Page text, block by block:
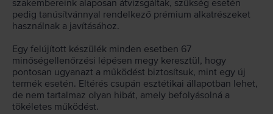
szakembereink alaposan átvizsgáltak, szükség esetén
pedig tanúsítvánnyal rendelkező prémium alkatrészeket
használnak a javításához.
Egy felújított készülék minden esetben 67
minőségellenőrzési lépésen megy keresztül, hogy
pontosan ugyanazt a működést biztosítsuk, mint egy új
termék esetén. Eltérés csupán esztétikai állapotban lehet,
de nem tartalmaz olyan hibát, amely befolyásolná a
tökéletes működést.